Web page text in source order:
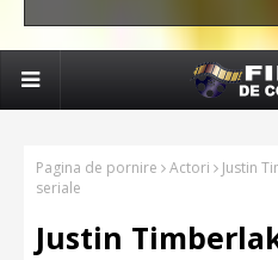
Pagina de pornire Actori
Justin
seriale
Justin